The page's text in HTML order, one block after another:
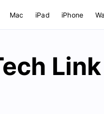
Mac iPad iPhone
Link